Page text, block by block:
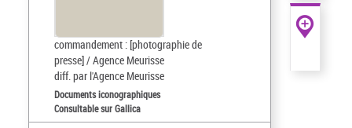
commandement : [photographie de
presse] / Agence Meurisse
diff. par l'Agence Meurisse
Documents iconographiques
Consultable sur Gallica